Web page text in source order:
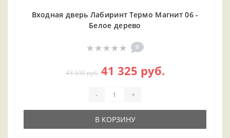
Входная дверь Лабиринт Термо Магнит 06 -
Белое дерево
0
43 500 руб. 41 325 руб.
- +
В КОРЗИНУ